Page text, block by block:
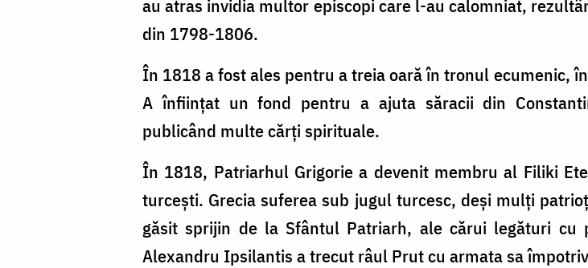
au atras invidia multor episcopi care l-au calomniat,
din 1798-1806.
În 1818 a fost ales pentru a treia oară în tronul ecumenic,
A înființat un fond pentru a ajuta săracii din
publicând multe cărți spirituale.
În 1818, Patriarhul Grigorie a devenit membru al Filiki
turcești. Grecia suferea sub jugul turcesc, deși mulți
găsit sprijin de la Sfântul Patriarh, ale cărui legături
Alexandru Ipsilantis a trecut râul Prut cu armata sa